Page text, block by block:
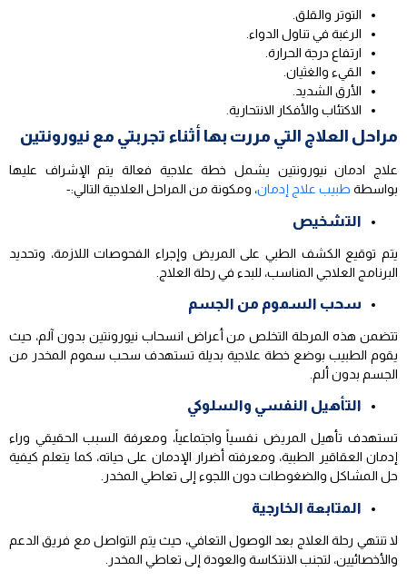
التوتر والقلق.
الرغبة في تناول الدواء.
ارتفاع درجة الحرارة.
القيء والغثيان.
الأرق الشديد.
الاكتئاب والأفكار الانتحارية.
مراحل العلاج التي مررت بها أثناء تجربتي مع نيورونتين
علاج ادمان نيورونتين يشمل خطة علاجية فعالة يتم الإشراف عليها
بواسطة طبيب علاج إدمان، ومكونة من المراحل العلاجية التالي:-
التشخيص
يتم توقيع الكشف الطبي على المريض وإجراء الفحوصات اللازمة، وتحديد
البرنامج العلاجي المناسب، للبدء في رحلة العلاج.
سحب السموم من الجسم
تتضمن هذه المرحلة التخلص من أعراض انسحاب نيورونتين بدون آلم، حيث
يقوم الطبيب بوضع خطة علاجية بديلة تستهدف سحب سموم المخدر من
الجسم بدون ألم.
التأهيل النفسي والسلوكي
تستهدف تأهيل المريض نفسياً واجتماعياً، ومعرفة السبب الحقيقي وراء
إدمان العقاقير الطبية، ومعرفته أضرار الإدمان على حياته، كما يتعلم كيفية
حل المشاكل والضغوطات دون اللجوء إلى تعاطي المخدر.
المتابعة الخارجية
لا تنتهي رحلة العلاج بعد الوصول التعافي، حيث يتم التواصل مع فريق الدعم
والأخصائيين، لتجنب الانتكاسة والعودة إلى تعاطي المخدر.